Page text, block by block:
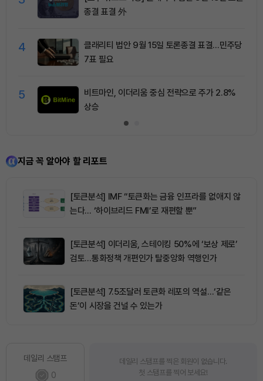
종결 표결 外
4
클래리티 법안 9월 15일 토론종결 표결…민주당
7표 필요
5
비트마인, 이더리움 중심 전략으로 주가 2.8%
상승
지금 꼭 알아야 할 리포트
[토큰분석] IMF “토큰화는 금융 인프라를 없애지 않
는다… ‘하이브리드 FMI’로 재편할 뿐”
[토큰분석] 이더리움, 스테이킹 50%에 ‘보상 제로’
검토…통화정책 개편인가 탈중앙화 역행인가
[토큰분석] 7.5조달러 토큰화 레포의 역설…‘같은
돈’이 시장을 건널 수 있는가
데일리 스탬프
0
데일리 스탬프를 찍은 회원이 없습니다.
첫 스탬프를 찍어 보세요!